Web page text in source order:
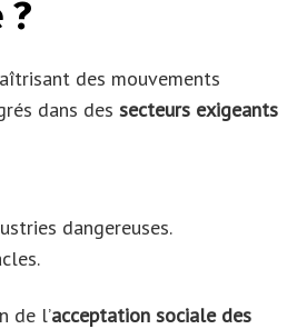
des mouvements
dans des secteurs exigeants
dangereuses.
de l’acceptation sociale des